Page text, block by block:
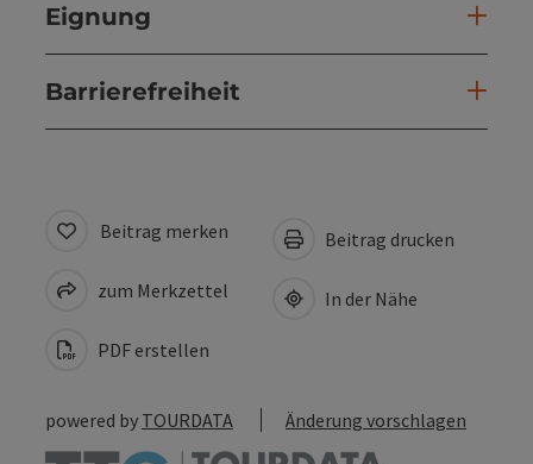
Eignung
Barrierefreiheit
Beitrag merken
zum Merkzettel
PDF erstellen
Beitrag drucken
In der Nähe
powered by TOURDATA Änderung vorschlagen